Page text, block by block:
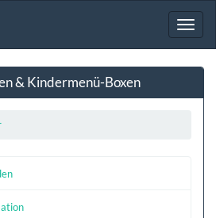
& Kindermenü-Boxen